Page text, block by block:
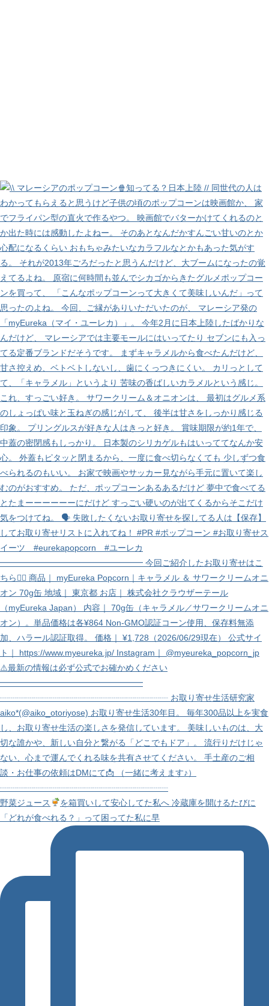
野菜ジュース
を箱買いして安心してた私へ 冷蔵庫を開けるたびに
「どれが食べれる？」って困ってた私に早